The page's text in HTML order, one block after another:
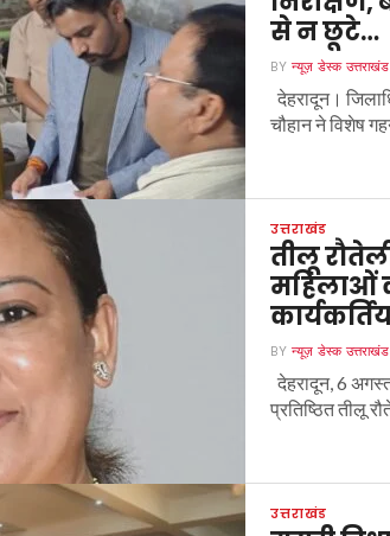
से न छूटे…
BYन्यूज़ डेस्क
देहरादून।
चौहान ने विशेष
उत्तराखंड
तीलू
महिलाओं
BYन्यूज़ डेस्क
देहरादून, 6
प्रतिष्ठित तीलू
उत्तराखंड